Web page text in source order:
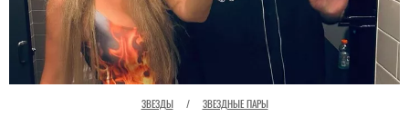
ЗВЕЗДЫ / ЗВЕЗДНЫЕ ПАРЫ